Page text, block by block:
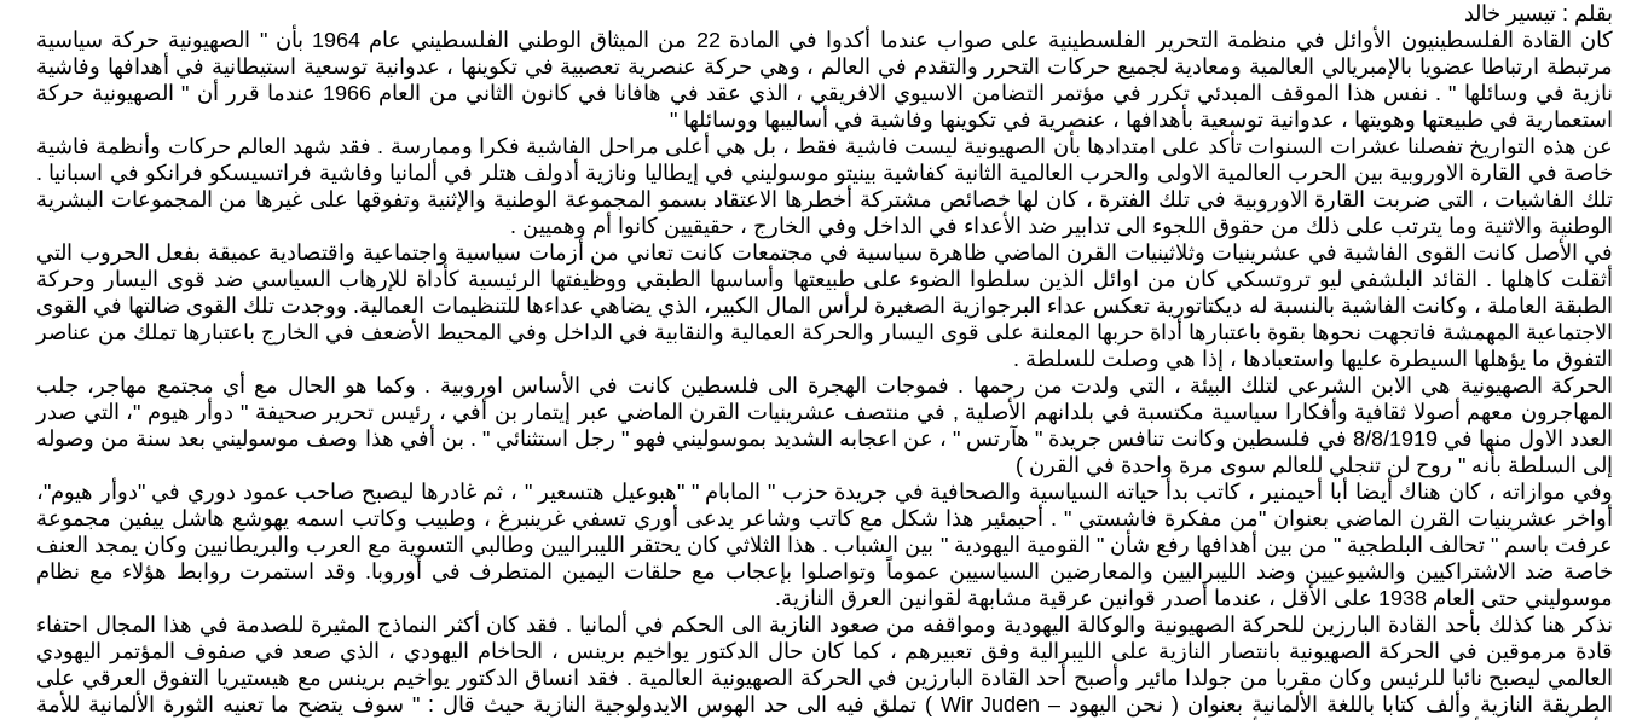
بقلم : تيسير خالد
كان القادة الفلسطينيون الأوائل في منظمة التحرير الفلسطينية على صواب عندما أكدوا في المادة 22 من الميثاق الوطني الفلسطيني عام 1964 بأن " الصهيونية حركة سياسية
مرتبطة ارتباطا عضويا بالإمبريالي العالمية ومعادية لجميع حركات التحرر والتقدم في العالم ، وهي حركة عنصرية تعصبية في تكوينها ، عدوانية توسعية استيطانية في أهدافها وفاشية
نازية في وسائلها " . نفس هذا الموقف المبدئي تكرر في مؤتمر التضامن الاسيوي الافريقي ، الذي عقد في هافانا في كانون الثاني من العام 1966 عندما قرر أن " الصهيونية حركة
استعمارية في طبيعتها وهويتها ، عدوانية توسعية بأهدافها ، عنصرية في تكوينها وفاشية في أساليبها ووسائلها "
عن هذه التواريخ تفصلنا عشرات السنوات تأكد على امتدادها بأن الصهيونية ليست فاشية فقط ، بل هي أعلى مراحل الفاشية فكرا وممارسة . فقد شهد العالم حركات وأنظمة فاشية
خاصة في القارة الاوروبية بين الحرب العالمية الاولى والحرب العالمية الثانية كفاشية بينيتو موسوليني في إيطاليا ونازية أدولف هتلر في ألمانيا وفاشية فراتسيسكو فرانكو في اسبانيا .
تلك الفاشيات ، التي ضربت القارة الاوروبية في تلك الفترة ، كان لها خصائص مشتركة أخطرها الاعتقاد بسمو المجموعة الوطنية والإثنية وتفوقها على غيرها من المجموعات البشرية
الوطنية والاثنية وما يترتب على ذلك من حقوق اللجوء الى تدابير ضد الأعداء في الداخل وفي الخارج ، حقيقيين كانوا أم وهميين .
في الأصل كانت القوى الفاشية في عشرينيات وثلاثينيات القرن الماضي ظاهرة سياسية في مجتمعات كانت تعاني من أزمات سياسية واجتماعية واقتصادية عميقة بفعل الحروب التي
أثقلت كاهلها . القائد البلشفي ليو تروتسكي كان من اوائل الذين سلطوا الضوء على طبيعتها وأساسها الطبقي ووظيفتها الرئيسية كأداة للإرهاب السياسي ضد قوى اليسار وحركة
الطبقة العاملة ، وكانت الفاشية بالنسبة له ديكتاتورية تعكس عداء البرجوازية الصغيرة لرأس المال الكبير، الذي يضاهي عداءها للتنظيمات العمالية. ووجدت تلك القوى ضالتها في القوى
الاجتماعية المهمشة فاتجهت نحوها بقوة باعتبارها أداة حربها المعلنة على قوى اليسار والحركة العمالية والنقابية في الداخل وفي المحيط الأضعف في الخارج باعتبارها تملك من عناصر
التفوق ما يؤهلها السيطرة عليها واستعبادها ، إذا هي وصلت للسلطة .
الحركة الصهيونية هي الابن الشرعي لتلك البيئة ، التي ولدت من رحمها . فموجات الهجرة الى فلسطين كانت في الأساس اوروبية . وكما هو الحال مع أي مجتمع مهاجر، جلب
المهاجرون معهم أصولا ثقافية وأفكارا سياسية مكتسبة في بلدانهم الأصلية , في منتصف عشرينيات القرن الماضي عبر إيتمار بن أفي ، رئيس تحرير صحيفة " دوأر هيوم "، التي صدر
العدد الاول منها في 8/8/1919 في فلسطين وكانت تنافس جريدة " هآرتس " ، عن اعجابه الشديد بموسوليني فهو " رجل استثنائي " . بن أفي هذا وصف موسوليني بعد سنة من وصوله
إلى السلطة بأنه " روح لن تنجلي للعالم سوى مرة واحدة في القرن )
وفي موازاته ، كان هناك أيضا أبا أحيمنير ، كاتب بدأ حياته السياسية والصحافية في جريدة حزب " المابام " "هبوعيل هتسعير " ، ثم غادرها ليصبح صاحب عمود دوري في "دوأر هيوم"،
أواخر عشرينيات القرن الماضي بعنوان "من مفكرة فاشستي " . أحيمئير هذا شكل مع كاتب وشاعر يدعى أوري تسفي غرينبرغ ، وطبيب وكاتب اسمه يهوشع هاشل ييفين مجموعة
عرفت باسم " تحالف البلطجية " من بين أهدافها رفع شأن " القومية اليهودية " بين الشباب . هذا الثلاثي كان يحتقر الليبراليين وطالبي التسوية مع العرب والبريطانيين وكان يمجد العنف
خاصة ضد الاشتراكيين والشيوعيين وضد الليبراليين والمعارضين السياسيين عموماً وتواصلوا بإعجاب مع حلقات اليمين المتطرف في أوروبا. وقد استمرت روابط هؤلاء مع نظام
موسوليني حتى العام 1938 على الأقل ، عندما أصدر قوانين عرقية مشابهة لقوانين العرق النازية.
نذكر هنا كذلك بأحد القادة البارزين للحركة الصهيونية والوكالة اليهودية ومواقفه من صعود النازية الى الحكم في ألمانيا . فقد كان أكثر النماذج المثيرة للصدمة في هذا المجال احتفاء
قادة مرموقين في الحركة الصهيونية بانتصار النازية على الليبرالية وفق تعبيرهم ، كما كان حال الدكتور يواخيم برينس ، الحاخام اليهودي ، الذي صعد في صفوف المؤتمر اليهودي
العالمي ليصبح نائبا للرئيس وكان مقربا من جولدا مائير وأصبح أحد القادة البارزين في الحركة الصهيونية العالمية . فقد انساق الدكتور يواخيم برينس مع هيستيريا التفوق العرقي على
الطريقة النازية وألف كتابا باللغة الألمانية بعنوان ( نحن اليهود – Wir Juden ) تملق فيه الى حد الهوس الايدولوجية النازية حيث قال : " سوف يتضح ما تعنيه الثورة الألمانية للأمة